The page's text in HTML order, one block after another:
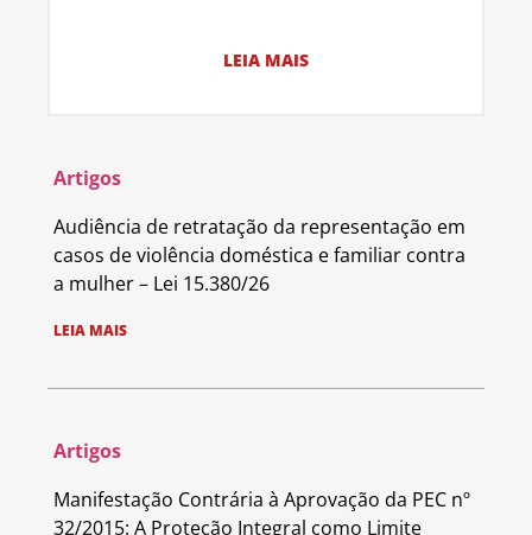
LEIA MAIS
Artigos
Audiência de retratação da representação em
casos de violência doméstica e familiar contra
a mulher – Lei 15.380/26
LEIA MAIS
Artigos
Manifestação Contrária à Aprovação da PEC nº
32/2015: A Proteção Integral como Limite